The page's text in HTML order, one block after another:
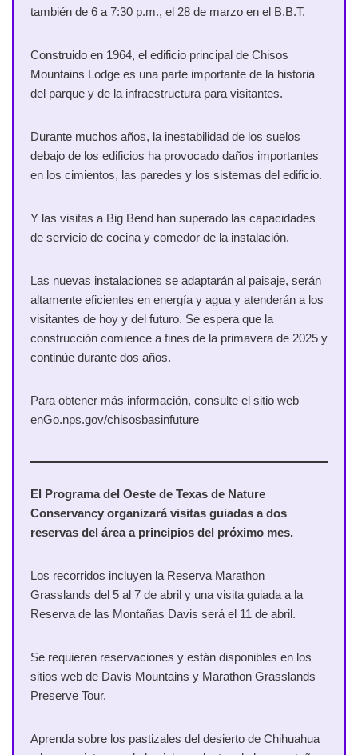
también de 6 a 7:30 p.m., el 28 de marzo en el B.B.T.
Construido en 1964, el edificio principal de Chisos
Mountains Lodge es una parte importante de la historia
del parque y de la infraestructura para visitantes.
Durante muchos años, la inestabilidad de los suelos
debajo de los edificios ha provocado daños importantes
en los cimientos, las paredes y los sistemas del edificio.
Y las visitas a Big Bend han superado las capacidades
de servicio de cocina y comedor de la instalación.
Las nuevas instalaciones se adaptarán al paisaje, serán
altamente eficientes en energía y agua y atenderán a los
visitantes de hoy y del futuro. Se espera que la
construcción comience a fines de la primavera de 2025 y
continúe durante dos años.
Para obtener más información, consulte el sitio web
enGo.nps.gov/chisosbasinfuture
El Programa del Oeste de Texas de Nature
Conservancy organizará visitas guiadas a dos
reservas del área a principios del próximo mes.
Los recorridos incluyen la Reserva Marathon
Grasslands del 5 al 7 de abril y una visita guiada a la
Reserva de las Montañas Davis será el 11 de abril.
Se requieren reservaciones y están disponibles en los
sitios web de Davis Mountains y Marathon Grasslands
Preserve Tour.
Aprenda sobre los pastizales del desierto de Chihuahua